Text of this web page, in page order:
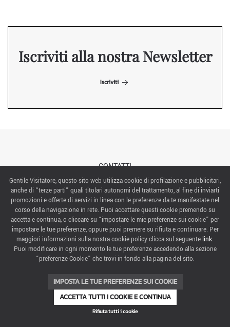
Iscriviti alla nostra Newsletter
Iscriviti
CONTATTI
ABOUT US
ITALIAN EXHIBITION GROUP SpA All rights reserved
Via Emilia 155, 47921 Rimini,
CF/PI 00139440408, Registro Imprese: Rimini P.I e n. Reg. Imprese 00139440408, Capitale Sociale
52.214.897 i.v.
Gentile Visitatore, questo sito web utilizza cookie di profilazione e pubblicitari,
anche di “terze parti” quali titolari autonomi del trattamento, al fine di inviarti
promozioni e offerte di servizi in linea con le preferenze da te manifestate nel
corso della navigazione in rete. Puoi accettare questi cookie premendo su
accetta e continua, o cliccare su “impostare le mie preferenze sui cookie” per
impostare le tue preferenze, oppure puoi premere su rifiuta e continuare. Per
maggiori informazioni sulla nostra cookie policy clicca sul seguente link.
Puoi modificare in ogni momento le tue preferenze accedendo alla sezione
“preferenze Cookie” che trovi in fondo alla pagina del sito.
IMPOSTA LE TUE PREFERENZE SUI COOKIE
ACCETTA TUTTI I COOKIE E CONTINUA
Rifiuta tutti i cookie